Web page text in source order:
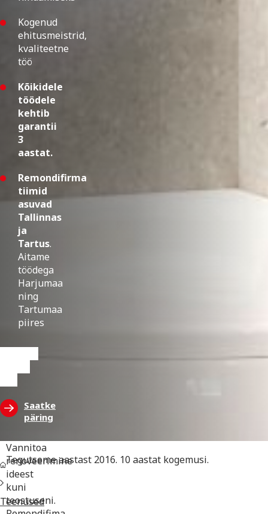
Kogenud
ehitusmeistrid,
kvaliteetne
töö
Kõikidele
töödele
kehtib
garantii
3
aastat.
Remondifirma
tiimid
asuvad
Tallinnas
ja
Tartus.
Aitame
töödega
Harjumaa
ning
Tartumaa
piires
Saatke
päring
Teenused
Vannitoa
renoveerimine
ideest
kuni
teostuseni.
Tegutseme aastast 2016. 10 aastat kogemusi.